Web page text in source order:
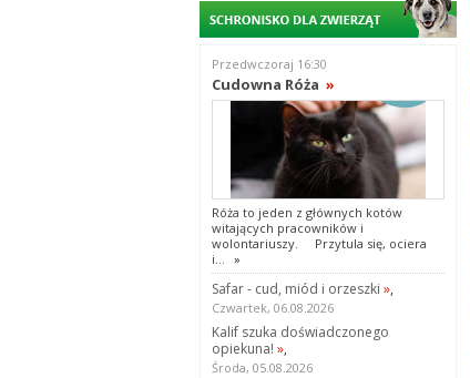
Przedwczoraj 16:30
Cudowna Róża »
Róża to jeden z głównych kotów
witających pracowników i
wolontariuszy. Przytula się, ociera
i... »
Safar - cud, miód i orzeszki »,
Czwartek, 06.08.2026
Kalif szuka doświadczonego
opiekuna! »,
Środa, 05.08.2026